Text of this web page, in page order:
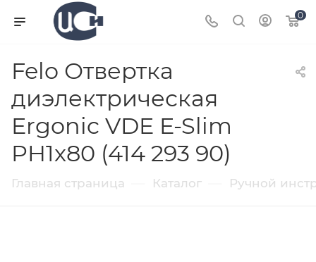
0
Felo Отвертка
диэлектрическая
Ergonic VDE E-Slim
PH1x80 (414 293 90)
Главная страница Каталог Ручной